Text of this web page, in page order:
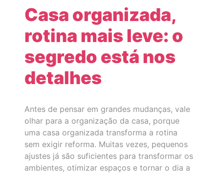
Casa organizada,
rotina mais leve: o
segredo está nos
detalhes
Antes de pensar em grandes mudanças, vale
olhar para a organização da casa, porque
uma casa organizada transforma a rotina
sem exigir reforma. Muitas vezes, pequenos
ajustes já são suficientes para transformar os
ambientes, otimizar espaços e tornar o dia a